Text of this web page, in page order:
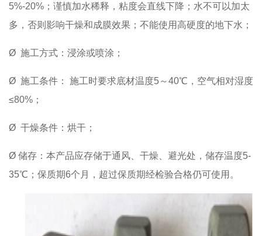
5%-20%；谨慎加水稀释，粘度会直线下降；水不可以加太
多，否则影响干燥和成膜效果；不能使用高硬度的地下水；
Ø 施工方式：浸涂或喷涂；
Ø 施工条件： 施工时要求底材温度5～40℃，空气相对湿度
≤80%；
Ø 干燥条件：烘干；
Ø 储存：本产品应存储于通风、干燥、避光处，储存温度5-
35℃；保质期6个月，超过保质期经检验合格仍可使用。